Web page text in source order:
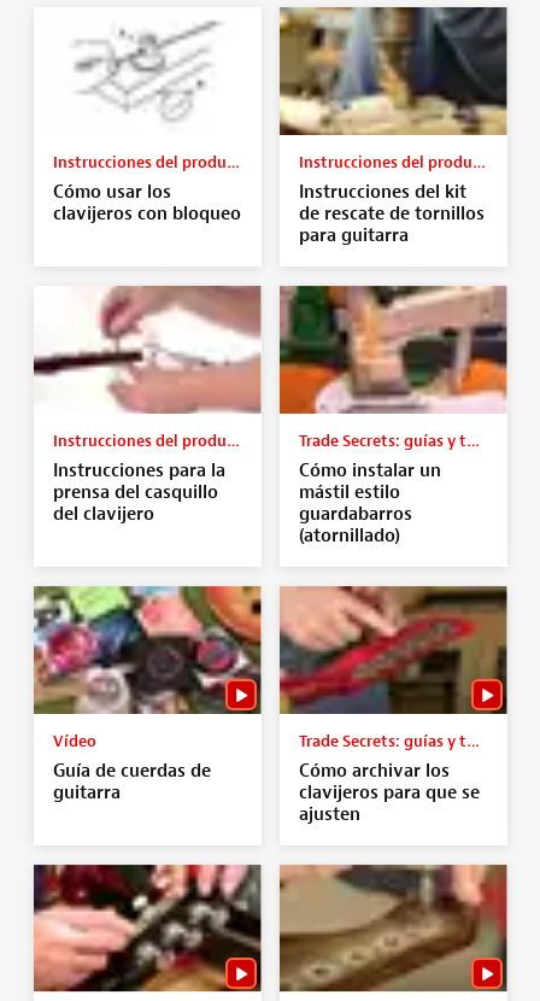
Instrucciones del producto
Cómo usar los
clavijeros con bloqueo
Instrucciones del producto
Instrucciones del kit
de rescate de tornillos
para guitarra
Instrucciones del producto
Instrucciones para la
prensa del casquillo
del clavijero
Trade Secrets: guías y tutoriales
Cómo instalar un
mástil estilo
guardabarros
(atornillado)
Vídeo
Guía de cuerdas de
guitarra
Trade Secrets: guías y tutoriales
Cómo archivar los
clavijeros para que se
ajusten